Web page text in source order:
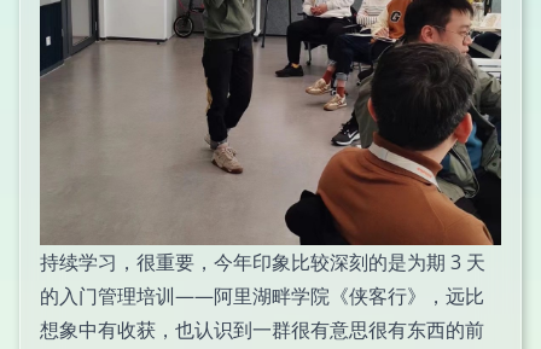
持续学习，很重要，今年印象比较深刻的是为期 3 天
的入门管理培训——阿里湖畔学院《侠客行》，远比
想象中有收获，也认识到一群很有意思很有东西的前